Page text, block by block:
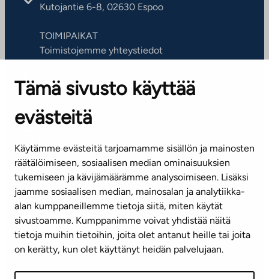
Tämä sivusto käyttää
evästeitä
Käytämme evästeitä tarjoamamme sisällön ja mainosten
räätälöimiseen, sosiaalisen median ominaisuuksien
tukemiseen ja kävijämäärämme analysoimiseen. Lisäksi
jaamme sosiaalisen median, mainosalan ja analytiikka-
alan kumppaneillemme tietoja siitä, miten käytät
sivustoamme. Kumppanimme voivat yhdistää näitä
tietoja muihin tietoihin, joita olet antanut heille tai joita
on kerätty, kun olet käyttänyt heidän palvelujaan.
Kutojantie 6-8, 02630 Espoo
TOIMIPAIKAT
Toimistojemme yhteystiedot
ASIAKASPALVELUKESKUS
Puh. 045 7734 3777
(arkisin klo 8-16)
info@ta.fi
Tilaa uutiskirje
Mediapankki